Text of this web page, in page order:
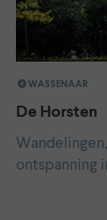
WASSENAAR
De Horsten
ontspanning